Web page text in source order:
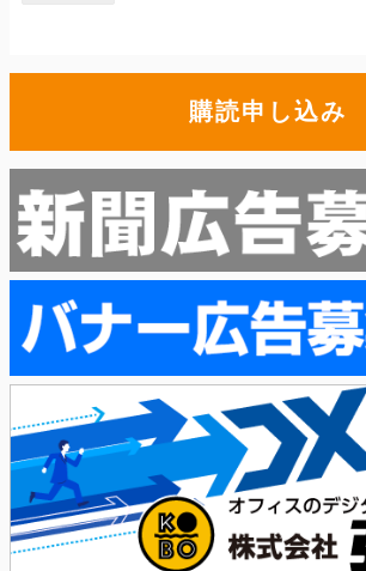
購読申し込み